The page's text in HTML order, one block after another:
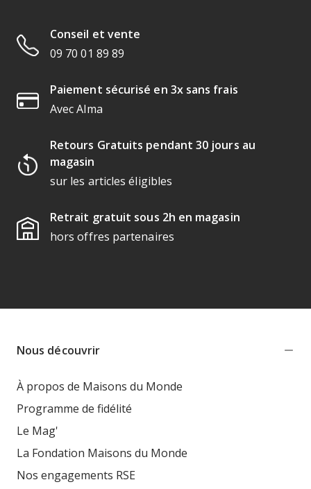
Conseil et vente
09 70 01 89 89
Paiement sécurisé en 3x sans frais
Avec Alma
Retours Gratuits pendant 30 jours au
magasin
sur les articles éligibles
Retrait gratuit sous 2h en magasin
hors offres partenaires
Nous découvrir
À propos de Maisons du Monde
Programme de fidélité
Le Mag'
La Fondation Maisons du Monde
Nos engagements RSE